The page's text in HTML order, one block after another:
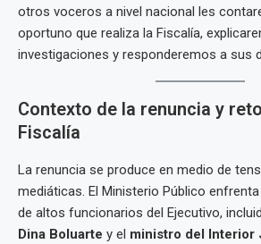
otros voceros a nivel nacional les
oportuno que realiza la Fiscalía,
investigaciones y responderemos a sus
Contexto de la renuncia y
Fiscalía
La renuncia se produce en medio de
mediáticas. El Ministerio Público
de altos funcionarios del Ejecutivo,
Dina Boluarte y el ministro del Interior